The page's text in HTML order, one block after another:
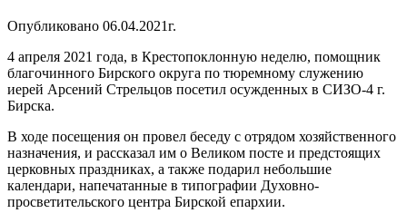
Опубликовано 06.04.2021г.
4 апреля 2021 года, в Крестопоклонную неделю, помощник
благочинного Бирского округа по тюремному служению
иерей Арсений Стрельцов посетил осужденных в СИЗО-4 г.
Бирска.
В ходе посещения он провел беседу с отрядом хозяйственного
назначения, и рассказал им о Великом посте и предстоящих
церковных праздниках, а также подарил небольшие
календари, напечатанные в типографии Духовно-
просветительского центра Бирской епархии.